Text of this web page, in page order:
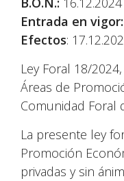
Entrada en vigor:
Efectos:
Ley Foral 18/
Áreas de
Comunidad Foral
La presente ley
Promoción
privadas y sin